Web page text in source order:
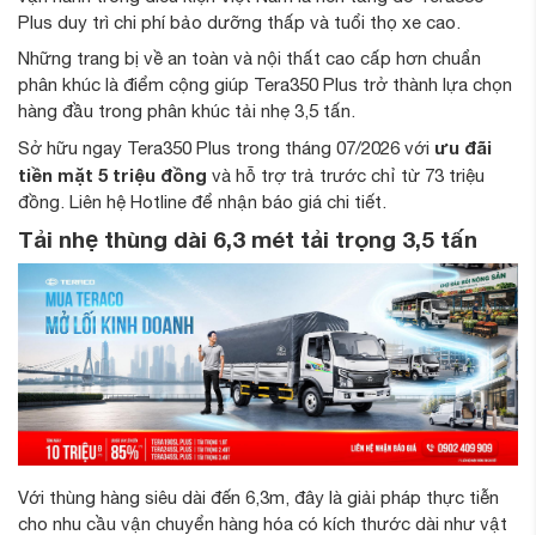
Plus duy trì chi phí bảo dưỡng thấp và tuổi thọ xe cao.
Những trang bị về an toàn và nội thất cao cấp hơn chuẩn
phân khúc là điểm cộng giúp Tera350 Plus trở thành lựa chọn
hàng đầu trong phân khúc tải nhẹ 3,5 tấn.
Sở hữu ngay Tera350 Plus trong tháng 07/2026 với ưu đãi
tiền mặt 5 triệu đồng và hỗ trợ trả trước chỉ từ 73 triệu
đồng. Liên hệ Hotline để nhận báo giá chi tiết.
Tải nhẹ thùng dài 6,3 mét tải trọng 3,5 tấn
Với thùng hàng siêu dài đến 6,3m, đây là giải pháp thực tiễn
cho nhu cầu vận chuyển hàng hóa có kích thước dài như vật